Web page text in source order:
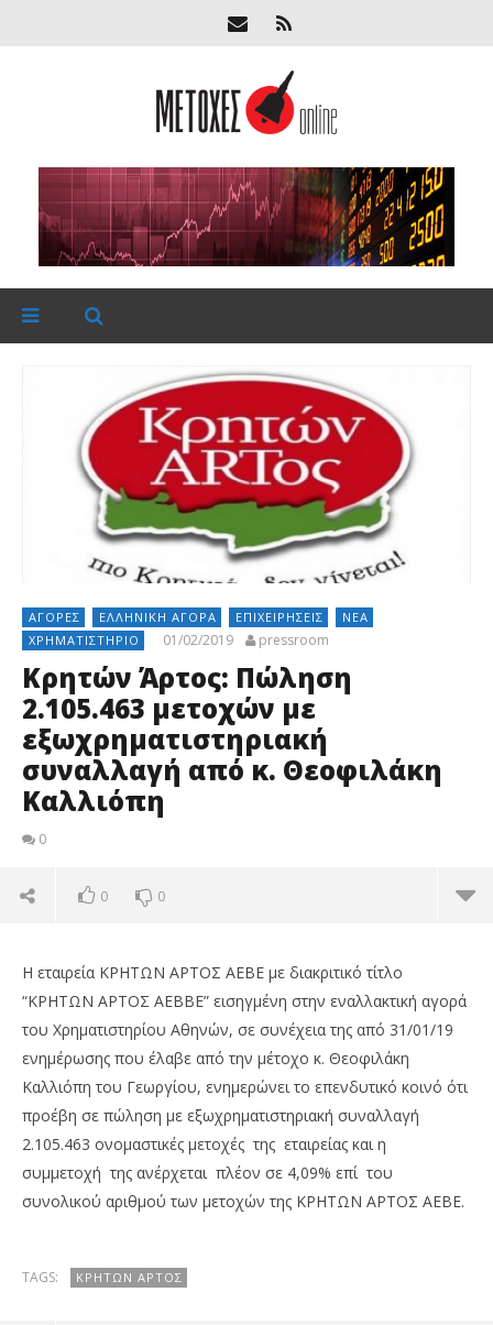
ΑΓΟΡΈΣ ΕΛΛΗΝΙΚΉ ΑΓΟΡΆ ΕΠΙΧΕΙΡΉΣΕΙΣ
ΝΈΑ
ΧΡΗΜΑΤΙΣΤΉΡΙΟ
01/02/2019 pressroom
Κρητών Άρτος: Πώληση
2.105.463 μετοχών με
εξωχρηματιστηριακή
συναλλαγή από κ. Θεοφιλάκη
Καλλιόπη
0
0 0
Κρητών Άρτος: Πώληση 2.105.463 μετοχών με
εξωχρηματιστηριακή συναλλαγή από κ.
Η εταιρεία ΚΡΗΤΩΝ ΑΡΤΟΣ ΑΕΒΕ με διακριτικό τίτλο
“ΚΡΗΤΩΝ ΑΡΤΟΣ ΑΕΒΒΕ” εισηγμένη στην εναλλακτική αγορά
του Χρηματιστηρίου Αθηνών, σε συνέχεια της από 31/01/19
ενημέρωσης που έλαβε από την μέτοχο κ. Θεοφιλάκη
Καλλιόπη του Γεωργίου, ενημερώνει το επενδυτικό κοινό ότι
προέβη σε πώληση με εξωχρηματιστηριακή συναλλαγή
2.105.463 ονομαστικές μετοχές της εταιρείας και η
συμμετοχή της ανέρχεται πλέον σε 4,09% επί του
συνολικού αριθμού των μετοχών της ΚΡΗΤΩΝ ΑΡΤΟΣ ΑΕΒΕ.
TAGS: ΚΡΗΤΏΝ ΆΡΤΟΣ